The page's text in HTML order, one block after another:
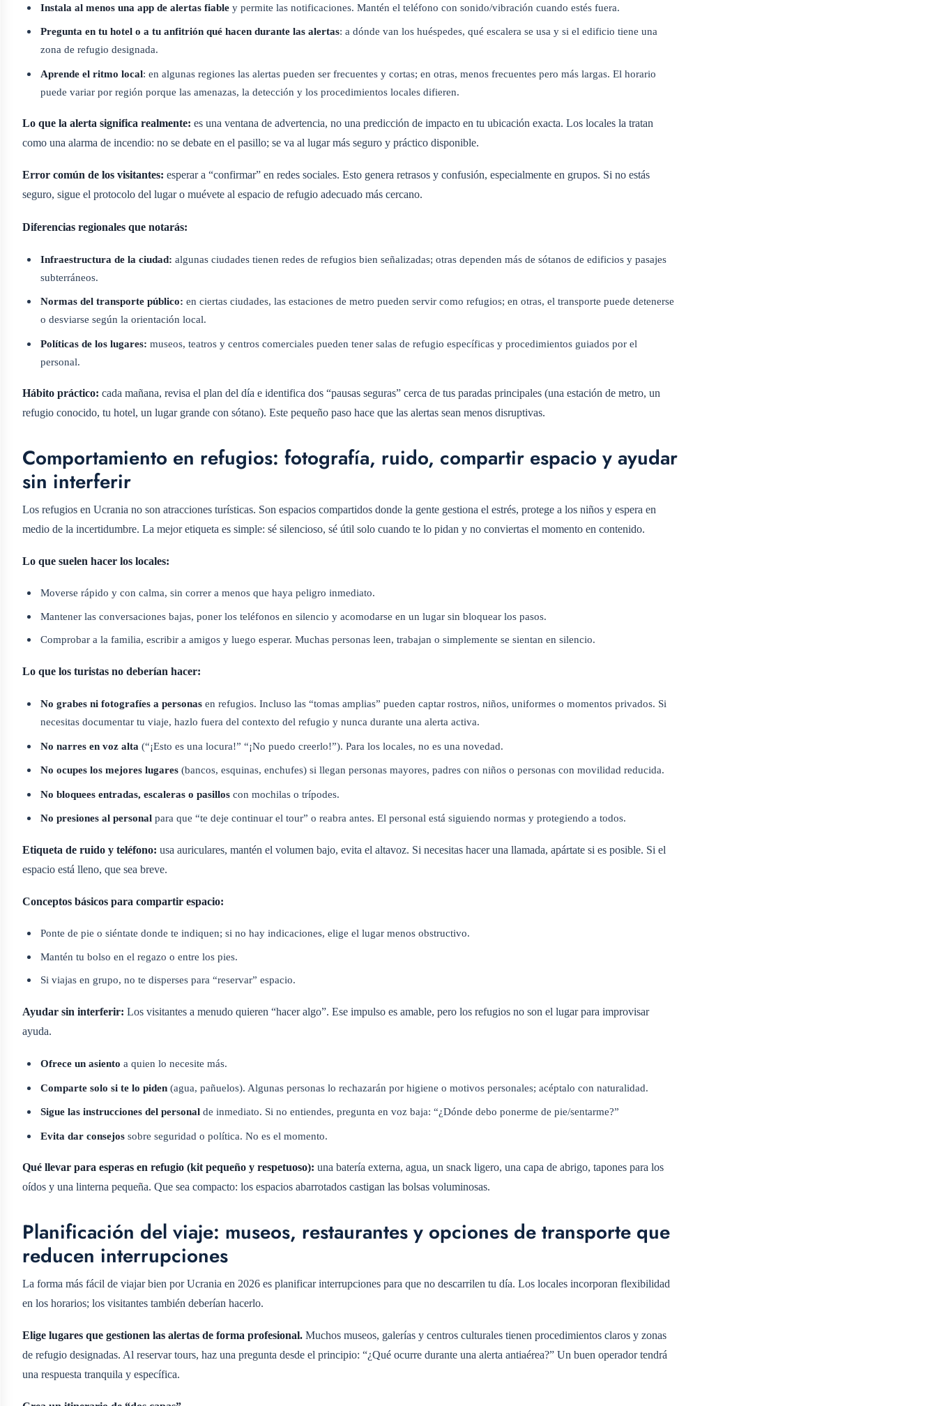
Instala al menos una app de alertas fiable y permite las notificaciones. Mantén el teléfono con sonido/vibración cuando estés fuera.
Pregunta en tu hotel o a tu anfitrión qué hacen durante las alertas: a dónde van los huéspedes, qué escalera se usa y si el edificio tiene una
zona de refugio designada.
Aprende el ritmo local: en algunas regiones las alertas pueden ser frecuentes y cortas; en otras, menos frecuentes pero más largas. El horario
puede variar por región porque las amenazas, la detección y los procedimientos locales difieren.
Lo que la alerta significa realmente: es una ventana de advertencia, no una predicción de impacto en tu ubicación exacta. Los locales la tratan
como una alarma de incendio: no se debate en el pasillo; se va al lugar más seguro y práctico disponible.
Error común de los visitantes: esperar a “confirmar” en redes sociales. Esto genera retrasos y confusión, especialmente en grupos. Si no estás
seguro, sigue el protocolo del lugar o muévete al espacio de refugio adecuado más cercano.
Diferencias regionales que notarás:
Infraestructura de la ciudad: algunas ciudades tienen redes de refugios bien señalizadas; otras dependen más de sótanos de edificios y pasajes
subterráneos.
Normas del transporte público: en ciertas ciudades, las estaciones de metro pueden servir como refugios; en otras, el transporte puede detenerse
o desviarse según la orientación local.
Políticas de los lugares: museos, teatros y centros comerciales pueden tener salas de refugio específicas y procedimientos guiados por el
personal.
Hábito práctico: cada mañana, revisa el plan del día e identifica dos “pausas seguras” cerca de tus paradas principales (una estación de metro, un
refugio conocido, tu hotel, un lugar grande con sótano). Este pequeño paso hace que las alertas sean menos disruptivas.
Comportamiento en refugios: fotografía, ruido, compartir espacio y ayudar
sin interferir
Los refugios en Ucrania no son atracciones turísticas. Son espacios compartidos donde la gente gestiona el estrés, protege a los niños y espera en
medio de la incertidumbre. La mejor etiqueta es simple: sé silencioso, sé útil solo cuando te lo pidan y no conviertas el momento en contenido.
Lo que suelen hacer los locales:
Moverse rápido y con calma, sin correr a menos que haya peligro inmediato.
Mantener las conversaciones bajas, poner los teléfonos en silencio y acomodarse en un lugar sin bloquear los pasos.
Comprobar a la familia, escribir a amigos y luego esperar. Muchas personas leen, trabajan o simplemente se sientan en silencio.
Lo que los turistas no deberían hacer:
No grabes ni fotografíes a personas en refugios. Incluso las “tomas amplias” pueden captar rostros, niños, uniformes o momentos privados. Si
necesitas documentar tu viaje, hazlo fuera del contexto del refugio y nunca durante una alerta activa.
No narres en voz alta (“¡Esto es una locura!” “¡No puedo creerlo!”). Para los locales, no es una novedad.
No ocupes los mejores lugares (bancos, esquinas, enchufes) si llegan personas mayores, padres con niños o personas con movilidad reducida.
No bloquees entradas, escaleras o pasillos con mochilas o trípodes.
No presiones al personal para que “te deje continuar el tour” o reabra antes. El personal está siguiendo normas y protegiendo a todos.
Etiqueta de ruido y teléfono: usa auriculares, mantén el volumen bajo, evita el altavoz. Si necesitas hacer una llamada, apártate si es posible. Si el
espacio está lleno, que sea breve.
Conceptos básicos para compartir espacio:
Ponte de pie o siéntate donde te indiquen; si no hay indicaciones, elige el lugar menos obstructivo.
Mantén tu bolso en el regazo o entre los pies.
Si viajas en grupo, no te disperses para “reservar” espacio.
Ayudar sin interferir: Los visitantes a menudo quieren “hacer algo”. Ese impulso es amable, pero los refugios no son el lugar para improvisar
ayuda.
Ofrece un asiento a quien lo necesite más.
Comparte solo si te lo piden (agua, pañuelos). Algunas personas lo rechazarán por higiene o motivos personales; acéptalo con naturalidad.
Sigue las instrucciones del personal de inmediato. Si no entiendes, pregunta en voz baja: “¿Dónde debo ponerme de pie/sentarme?”
Evita dar consejos sobre seguridad o política. No es el momento.
Qué llevar para esperas en refugio (kit pequeño y respetuoso): una batería externa, agua, un snack ligero, una capa de abrigo, tapones para los
oídos y una linterna pequeña. Que sea compacto: los espacios abarrotados castigan las bolsas voluminosas.
Planificación del viaje: museos, restaurantes y opciones de transporte que
reducen interrupciones
La forma más fácil de viajar bien por Ucrania en 2026 es planificar interrupciones para que no descarrilen tu día. Los locales incorporan flexibilidad
en los horarios; los visitantes también deberían hacerlo.
Elige lugares que gestionen las alertas de forma profesional. Muchos museos, galerías y centros culturales tienen procedimientos claros y zonas
de refugio designadas. Al reservar tours, haz una pregunta desde el principio: “¿Qué ocurre durante una alerta antiaérea?” Un buen operador tendrá
una respuesta tranquila y específica.